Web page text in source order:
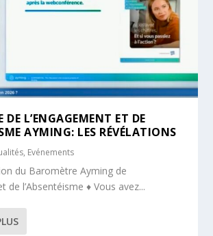
DE L’ENGAGEMENT ET DE
AYMING: LES RÉVÉLATIONS
, Evénements
du Baromètre Ayming de
de l’Absentéisme ♦ Vous avez...